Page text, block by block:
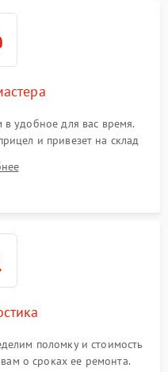
в удобное для вас время.
и привезет на склад
поломку и стоимость
о сроках ее ремонта.